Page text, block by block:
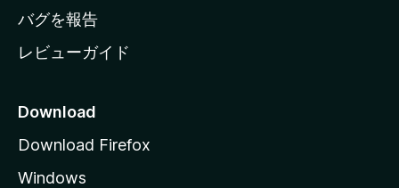
へ
バグを報告
レビューガイド
Download
Download Firefox
Windows